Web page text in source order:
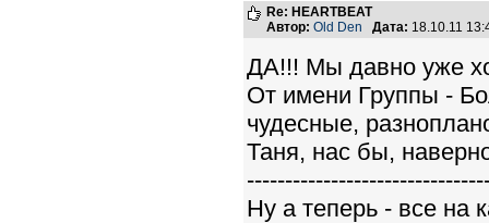
Re: HEARTBEAT
Автор: Old Den Дата: 18.10.11
ДА!!! Мы давно уже
От имени Группы -
чудесные,
Таня, нас бы,
Ну а теперь - все на